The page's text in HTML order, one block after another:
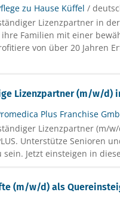
zu Hause Küffel /
Lizenzpartner in
Familien mit einer
von über 20 Jahren
Lizenzpartner (m/w/d)
Plus Franchise
Lizenzpartner (m/
Unterstütze Senioren
sein. Jetzt einsteigen in
(m/w/d) als